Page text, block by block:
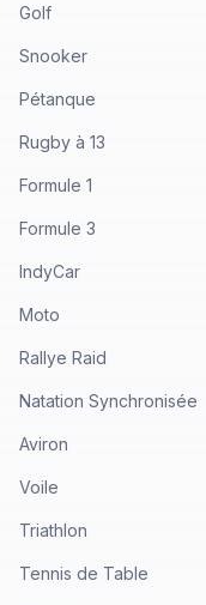
Golf
Snooker
Pétanque
Rugby à 13
Formule 1
Formule 3
IndyCar
Moto
Rallye Raid
Natation Synchronisée
Aviron
Voile
Triathlon
Tennis de Table